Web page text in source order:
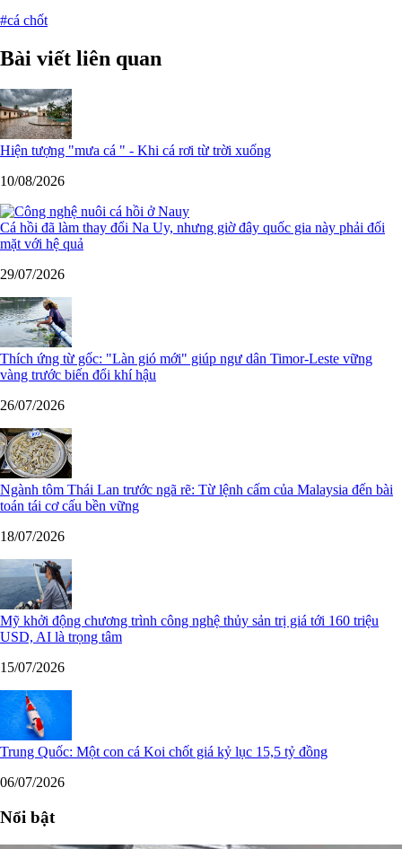
#cá chốt
Bài viết liên quan
Hiện tượng "mưa cá " - Khi cá rơi từ trời xuống
10/08/2026
Cá hồi đã làm thay đổi Na Uy, nhưng giờ đây quốc gia này phải đối
mặt với hệ quả
29/07/2026
Thích ứng từ gốc: "Làn gió mới" giúp ngư dân Timor-Leste vững
vàng trước biến đổi khí hậu
26/07/2026
Ngành tôm Thái Lan trước ngã rẽ: Từ lệnh cấm của Malaysia đến bài
toán tái cơ cấu bền vững
18/07/2026
Mỹ khởi động chương trình công nghệ thủy sản trị giá tới 160 triệu
USD, AI là trọng tâm
15/07/2026
Trung Quốc: Một con cá Koi chốt giá kỷ lục 15,5 tỷ đồng
06/07/2026
Nổi bật